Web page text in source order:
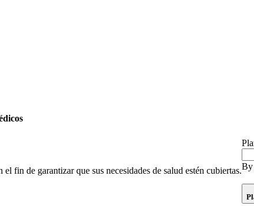
fin de garantizar que sus necesidades de salud estén cubiertas.By